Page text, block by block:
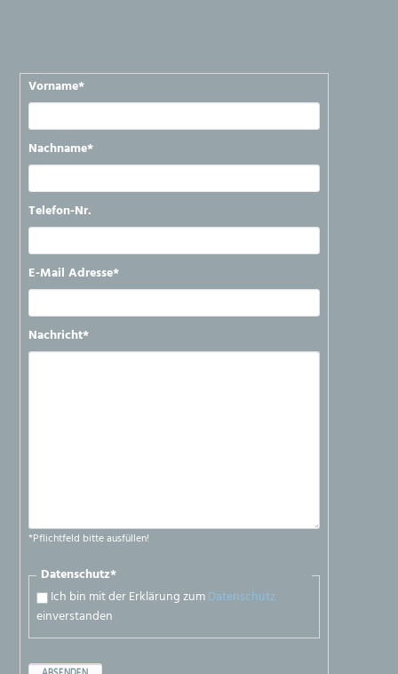
Pflichtfeld
Vorname*
Pflichtfeld
Nachname*
Telefon-Nr.
Pflichtfeld
E-Mail Adresse*
Pflichtfeld
Nachricht*
*Pflichtfeld bitte ausfüllen!
Pflichtfeld
Datenschutz*
Ich bin mit der Erklärung zumDatenschutz
einverstanden